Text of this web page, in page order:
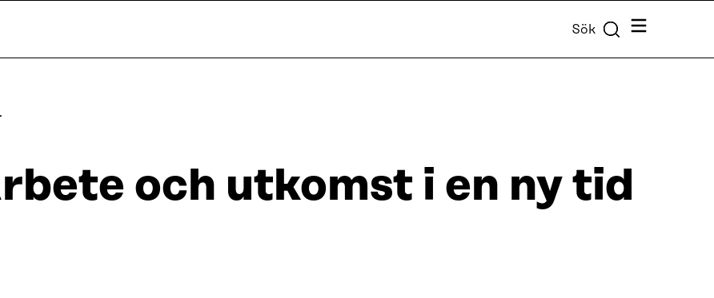
Sök Meny
och utkomst i en ny tid